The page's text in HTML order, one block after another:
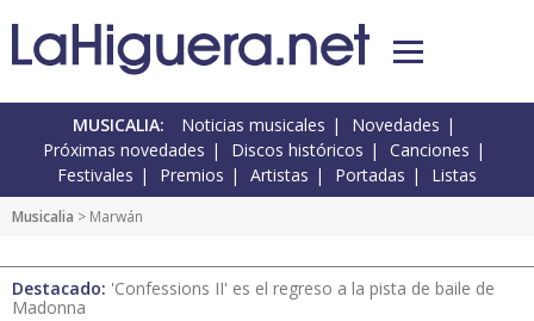
MUSICALIA: Noticias musicales
Novedades
Próximas novedades
Discos históricos
Canciones
Festivales
Premios Artistas Portadas Listas
Musicalia > Marwán
Destacado: 'Confessions II' es el regreso a la pista de baile de
Madonna